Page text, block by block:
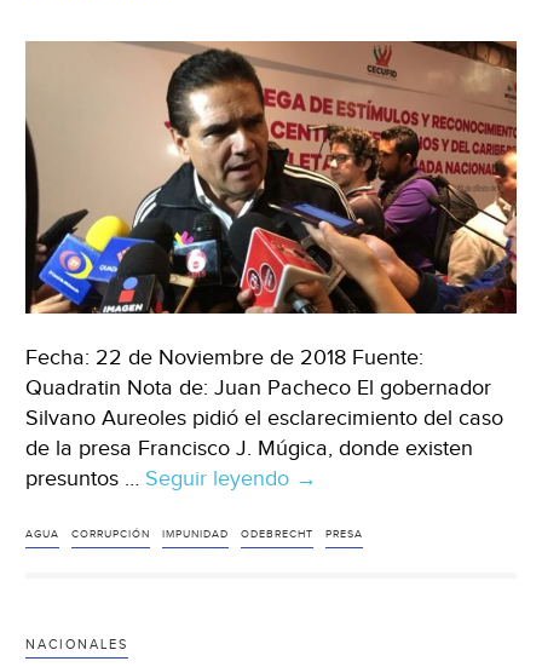
Fecha: 22 de Noviembre de 2018 Fuente:
Quadratin Nota de: Juan Pacheco El gobernador
Silvano Aureoles pidió el esclarecimiento del caso
de la presa Francisco J. Múgica, donde existen
presuntos … Seguir leyendo Insta
a
→
AGUA CORRUPCIÓN IMPUNIDAD ODEBRECHT PRESA
NACIONALES